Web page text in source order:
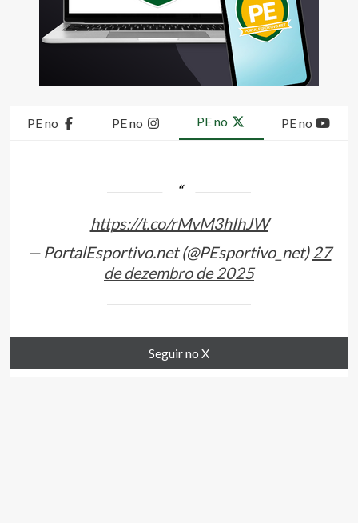
PE no PE no PE no PE no
https://t.co/rMvM3hIhJW
— PortalEsportivo.net (@PEsportivo_net)27
de dezembro de 2025
Seguir no X